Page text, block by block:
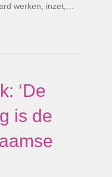
werken, inzet,…
‘De
is de